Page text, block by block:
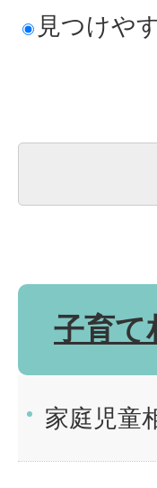
見つけや
子育て
家庭児童